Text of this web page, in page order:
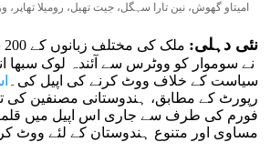
امیتاو گھوش، نین تارا سہگل، جیت تھیل، رومیلا
نئی دہلی:
نے سوموار کو ووٹرس سے آئندہ لوک سبھا
سیاست کے خلاف ووٹ کرنے کی اپیل کی۔
رپورٹ کے مطابق، ہندوستانی مصنفین کی
فورم کی طرف سے جاری اس اپیل میں
مساوی اور متنوع ہندوستان کے لئے ووٹ